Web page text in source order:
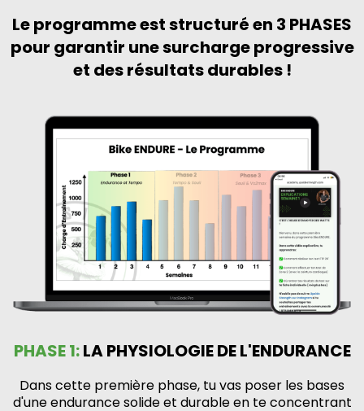
Le programme est structuré en 3 PHASES
pour garantir une surcharge progressive
et des résultats durables !
PHASE 1:LA PHYSIOLOGIE DE L'ENDURANCE
Dans cette première phase, tu vas poser les bases
d'une endurance solide et durable en te concentrant